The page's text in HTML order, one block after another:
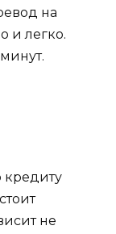
на
и легко.
кредиту
не